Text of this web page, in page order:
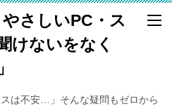
さしいPC・ス
けないをなく
スは不安…」そんな疑問もゼロから